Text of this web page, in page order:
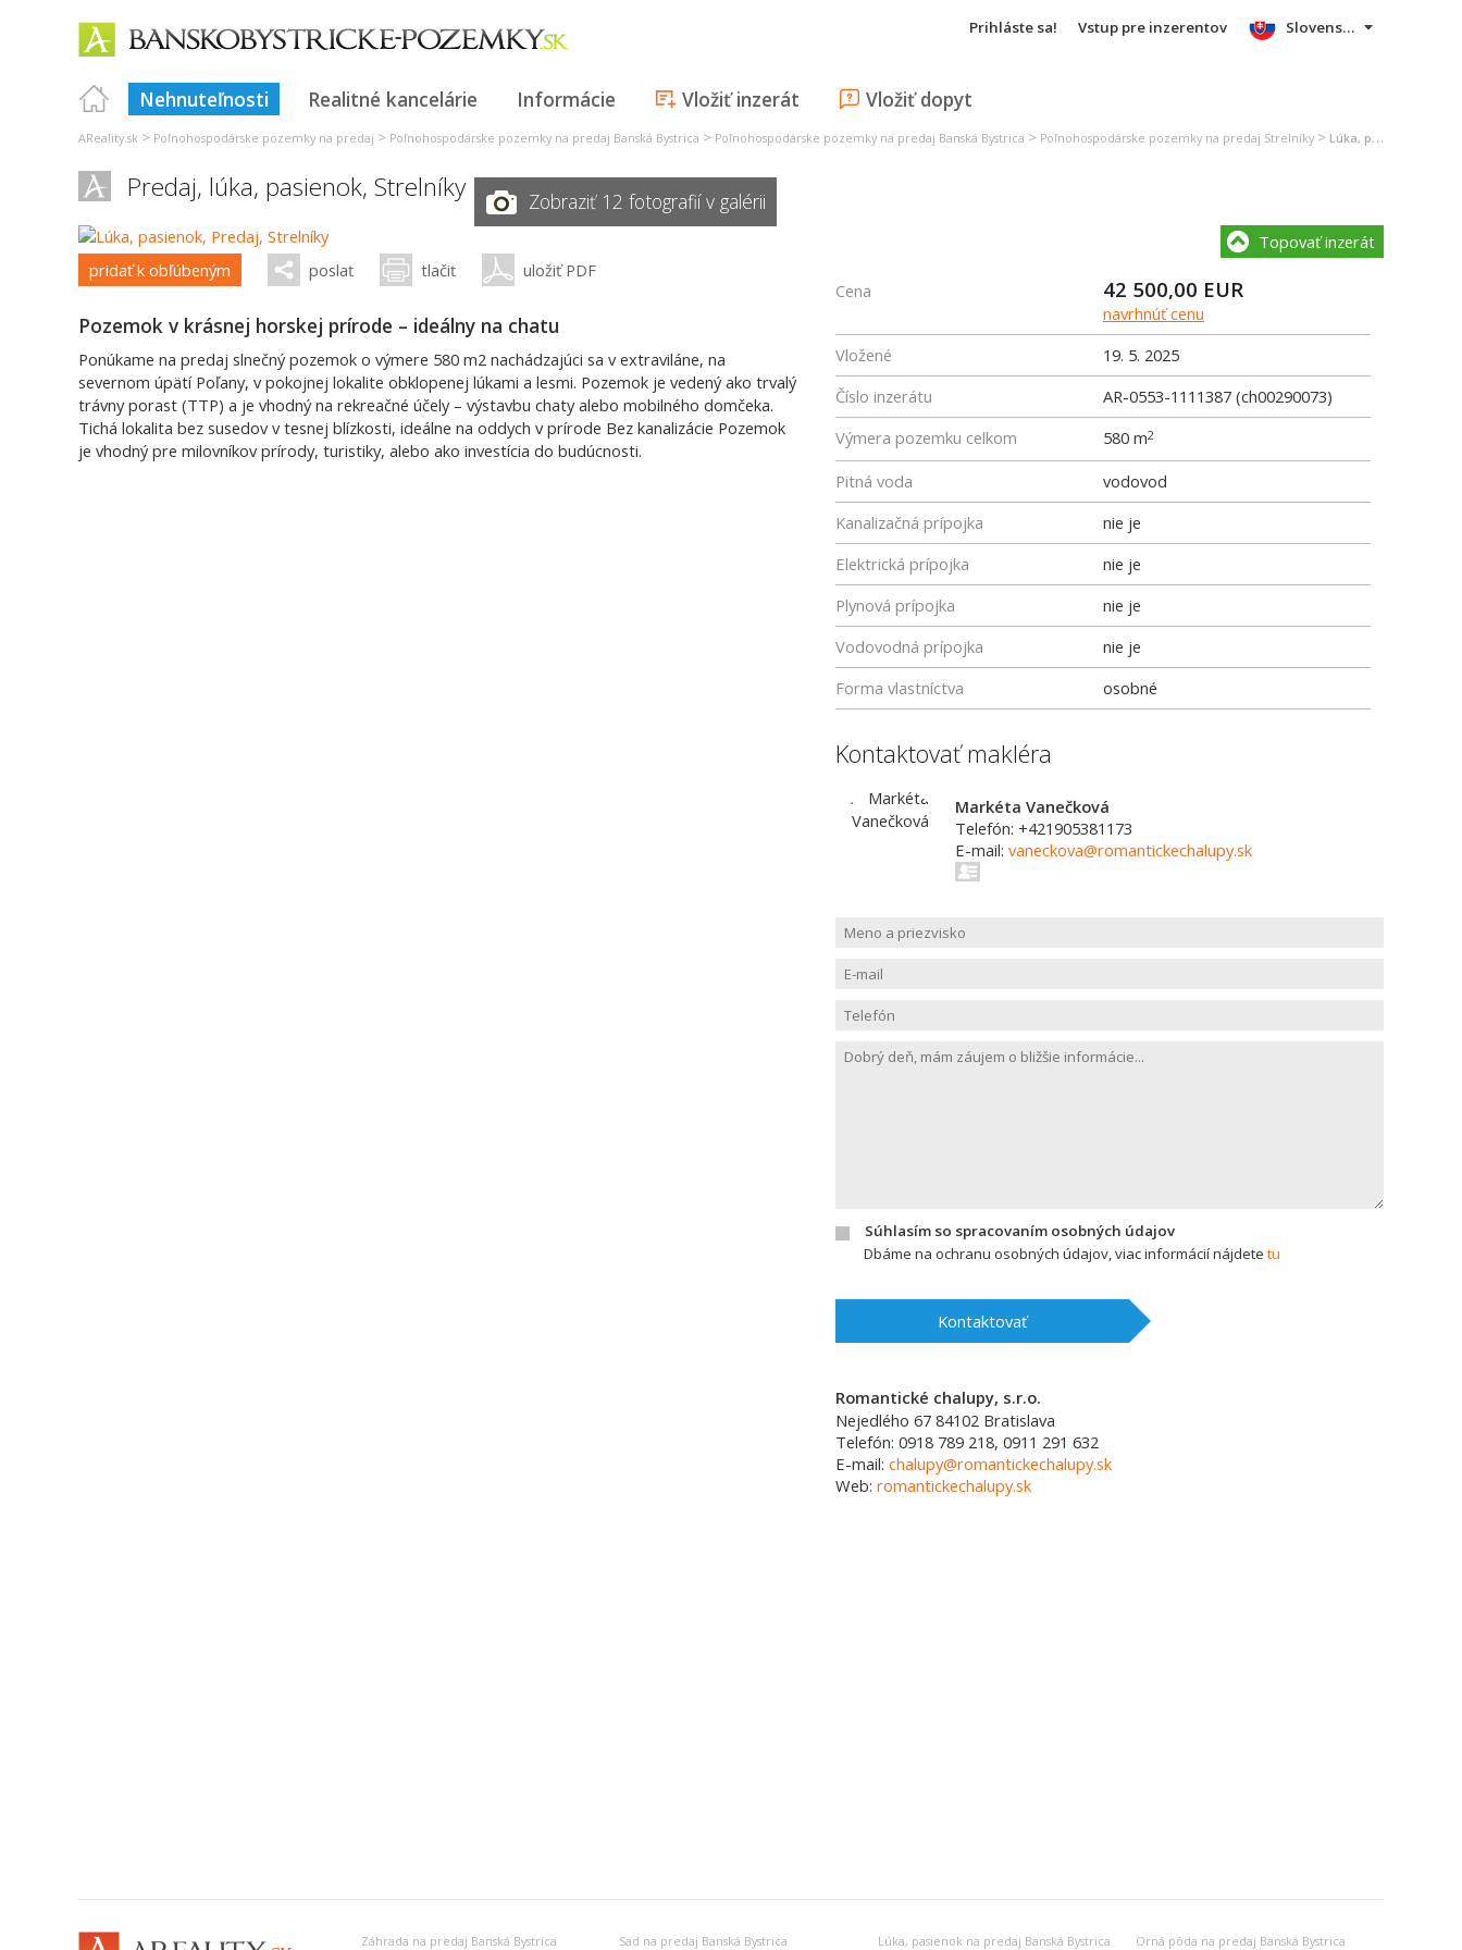
Prihláste sa! Vstup pre inzerentov
Nehnuteľnosti Realitné kancelárie Informácie Vložiť inzerát Vložiť dopyt
Slovensky
AReality.sk > Poľnohospodárske pozemky na predaj > Poľnohospodárske pozemky na predaj Banská Bystrica > Poľnohospodárske pozemky na predaj Banská Bystrica > Poľnohospodárske pozemky na predaj Strelníky > Lúka, pasienok na predaj Strelníky
Predaj, lúka, pasienok, Strelníky Zobraziť 12 fotografií v galérii
pridať k obľúbeným poslať tlačiť uložiť PDF
Pozemok v krásnej horskej prírode – ideálny na chatu
Ponúkame na predaj slnečný pozemok o výmere 580 m2 nachádzajúci sa v extraviláne, na
severnom úpätí Poľany, v pokojnej lokalite obklopenej lúkami a lesmi. Pozemok je vedený ako trvalý
trávny porast (TTP) a je vhodný na rekreačné účely – výstavbu chaty alebo mobilného domčeka.
Tichá lokalita bez susedov v tesnej blízkosti, ideálne na oddych v prírode Bez kanalizácie Pozemok
je vhodný pre milovníkov prírody, turistiky, alebo ako investícia do budúcnosti.
Topovať inzerát
Cena 42 500,00 EUR
navrhnúť cenu
Vložené
19. 5. 2025
Číslo inzerátu
AR-0553-1111387 (ch00290073)
Výmera pozemku celkom
580 m2
Pitná voda
vodovod
Kanalizačná prípojka
nie je
Elektrická prípojka
nie je
Plynová prípojka
nie je
Vodovodná prípojka
nie je
Forma vlastníctva
osobné
Kontaktovať makléra
Markéta Vanečková
Telefón: +421905381173
E-mail: vaneckova@romantickechalupy.sk
Súhlasím so spracovaním osobných údajov
Dbáme na ochranu osobných údajov, viac informácií nájdete tu
Kontaktovať
Romantické chalupy, s.r.o.
Nejedlého 67 84102 Bratislava
Telefón: 0918 789 218, 0911 291 632
E-mail: chalupy@romantickechalupy.sk
Web: romantickechalupy.sk
Záhrada na predaj Banská Bystrica Sad na predaj Banská Bystrica Lúka, pasienok na predaj Banská Bystrica Orná pôda na predaj Banská Bystrica